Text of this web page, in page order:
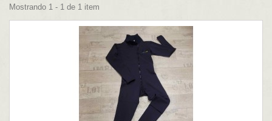
Mostrando 1 - 1 de 1 item